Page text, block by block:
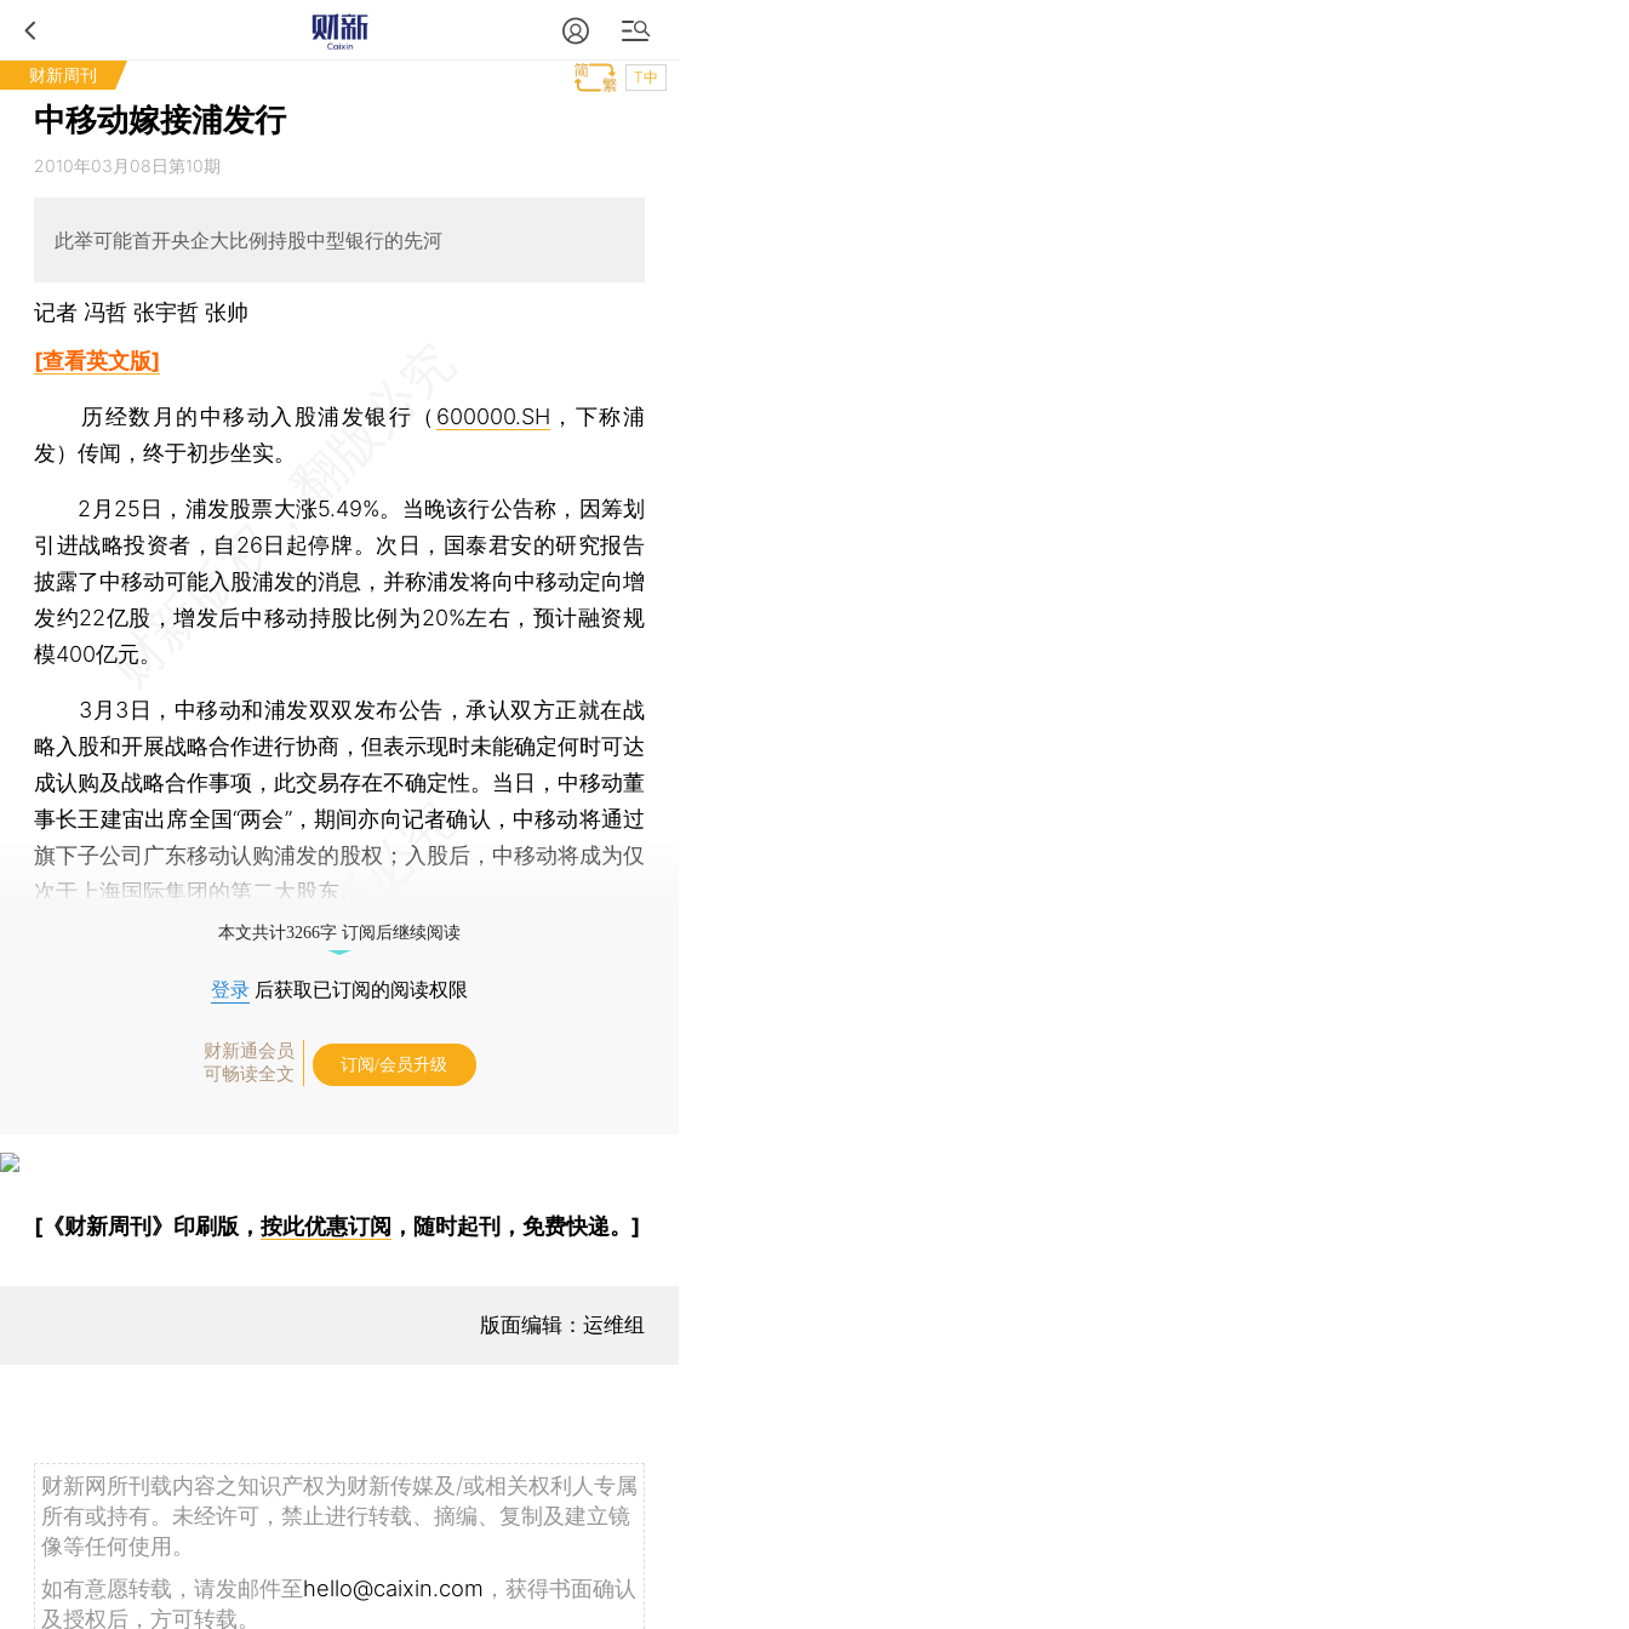
财新周刊 T中
中移动嫁接浦发行
2010年03月08日第10期
此举可能首开央企大比例持股中型银行的先河
记者 冯哲 张宇哲 张帅
[查看英文版]
历经数月的中移动入股浦发银行（ 600000.SH ，下称浦
发）传闻，终于初步坐实。
2月25日，浦发股票大涨5.49%。当晚该行公告称，因筹划
引进战略投资者，自26日起停牌。次日，国泰君安的研究报告
披露了中移动可能入股浦发的消息，并称浦发将向中移动定向增
发约22亿股，增发后中移动持股比例为20%左右，预计融资规
模400亿元。
3月3日，中移动和浦发双双发布公告，承认双方正就在战
略入股和开展战略合作进行协商，但表示现时未能确定何时可达
成认购及战略合作事项，此交易存在不确定性。当日，中移动董
事长王建宙出席全国“两会”，期间亦向记者确认，中移动将通过
旗下子公司广东移动认购浦发的股权；入股后，中移动将成为仅
次于上海国际集团的第二大股东。
本文共计3266字 订阅后继续阅读
登录 后获取已订阅的阅读权限
财新通会员
可畅读全文
订阅/会员升级
[《财新周刊》印刷版， 按此优惠订阅 ，随时起刊，免费快递。]
版面编辑：运维组
财新网所刊载内容之知识产权为财新传媒及/或相关权利人专属
所有或持有。未经许可，禁止进行转载、摘编、复制及建立镜
像等任何使用。
如有意愿转载，请发邮件至hello@caixin.com ，获得书面确认
及授权后，方可转载。